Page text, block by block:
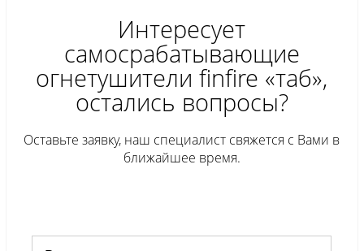
Интересует
самосрабатывающие
огнетушители finfire «таб»,
остались вопросы?
Оставьте заявку, наш специалист свяжется с Вами в
ближайшее время.